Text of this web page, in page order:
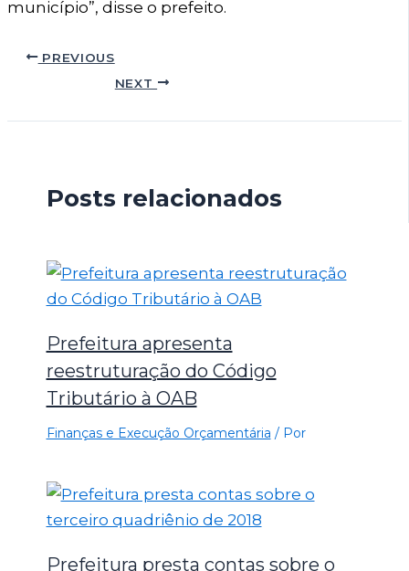
município”, disse o prefeito.
PREVIOUS
NEXT
Posts relacionados
Prefeitura apresenta
reestruturação do Código
Tributário à OAB
Finanças e Execução Orçamentária / Por
Prefeitura presta contas sobre o